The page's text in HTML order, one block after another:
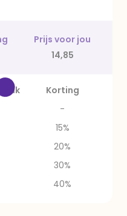
Prijs voor jou
14,85
Korting
-
15%
20%
30%
40%